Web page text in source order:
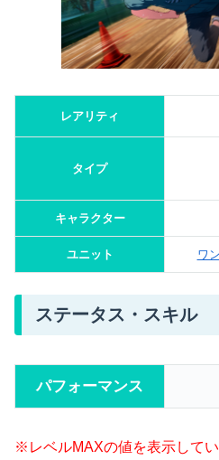
レアリティ
タイプ
キャラクター
ユニット ワ
ステータス・スキル
パフォーマンス
※レベルMAXの値を表示してい